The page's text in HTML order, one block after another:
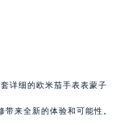
详细的欧米茄手表表蒙子
来全新的体验和可能性。